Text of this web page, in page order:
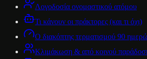
Λογοδοσία ονομαστικού ατόμου
Τι κάνουν οι πράκτορες (και τι όχι)
Ο διακόπτης τερματισμού 90
Κλιμάκωση & από κοινού